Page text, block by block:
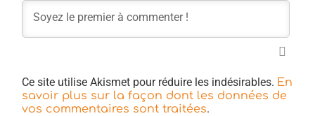
Ce site utilise Akismet pour réduire les indésirables. En
savoir plus sur la façon dont les données de
vos commentaires sont traitées.